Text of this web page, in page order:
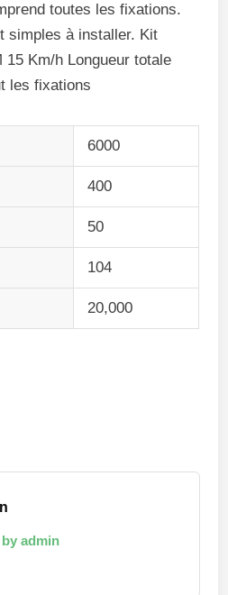
toutes les fixations.
simples à installer. Kit
Km/h Longueur totale
les fixations
6000
400
50
104
20,000
admin